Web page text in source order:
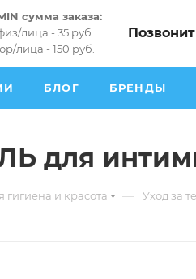
сумма заказа:
лица - 35 руб.
лица - 150 руб.
БЛОГ БРЕНДЫ
для
гигиена и красота — Уход за